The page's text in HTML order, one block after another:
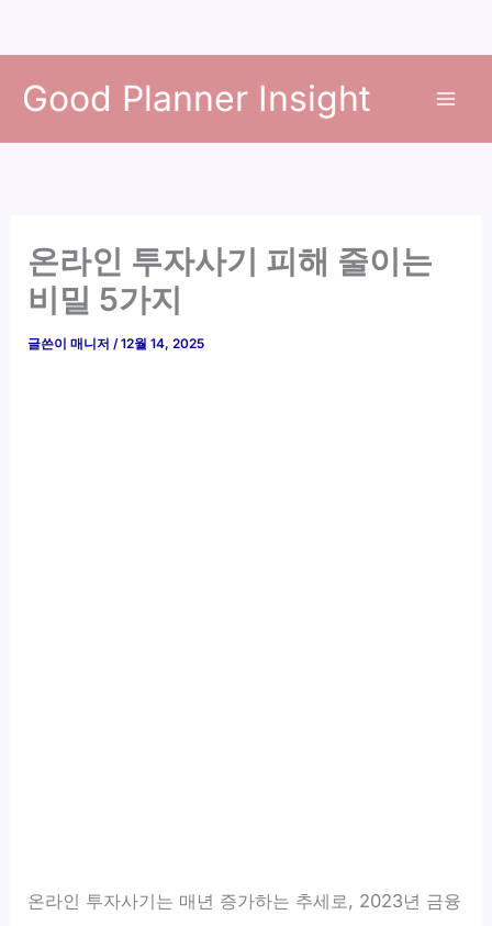
Good Planner Insight
온라인 투자사기 피해 줄이는
비밀 5가지
글쓴이매니저/12월 14, 2025
온라인 투자사기는 매년 증가하는 추세로, 2023년 금융